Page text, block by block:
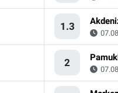
1.3
2